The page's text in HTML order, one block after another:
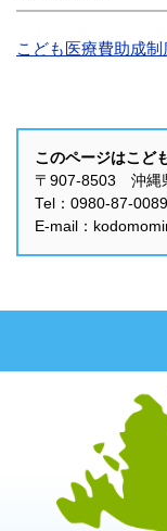
こども医療費助成
このページはこど
〒907-8503 沖縄
Tel：0980-87-
E-mail：